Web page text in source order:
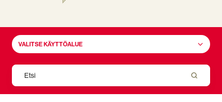
VALITSE KÄYTTÖALUE